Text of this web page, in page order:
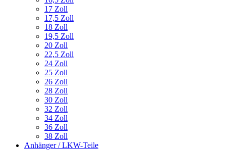
17 Zoll
17,5 Zoll
18 Zoll
19,5 Zoll
20 Zoll
22,5 Zoll
24 Zoll
25 Zoll
26 Zoll
28 Zoll
30 Zoll
32 Zoll
34 Zoll
36 Zoll
38 Zoll
Anhänger / LKW-Teile